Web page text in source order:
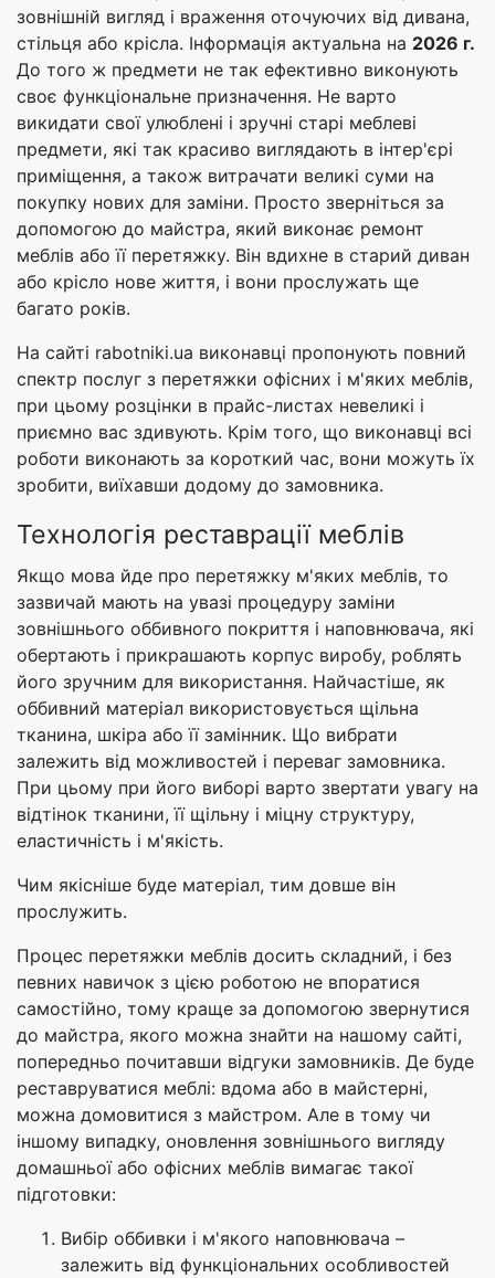
зовнішній вигляд і враження оточуючих від дивана,
стільця або крісла. Інформація актуальна на 2026 г.
До того ж предмети не так ефективно виконують
своє функціональне призначення. Не варто
викидати свої улюблені і зручні старі меблеві
предмети, які так красиво виглядають в інтер'єрі
приміщення, а також витрачати великі суми на
покупку нових для заміни. Просто зверніться за
допомогою до майстра, який виконає ремонт
меблів або її перетяжку. Він вдихне в старий диван
або крісло нове життя, і вони прослужать ще
багато років.
На сайті rabotniki.ua виконавці пропонують повний
спектр послуг з перетяжки офісних і м'яких меблів,
при цьому розцінки в прайс-листах невеликі і
приємно вас здивують. Крім того, що виконавці всі
роботи виконають за короткий час, вони можуть їх
зробити, виїхавши додому до замовника.
Технологія реставрації меблів
Якщо мова йде про перетяжку м'яких меблів, то
зазвичай мають на увазі процедуру заміни
зовнішнього оббивного покриття і наповнювача, які
обертають і прикрашають корпус виробу, роблять
його зручним для використання. Найчастіше, як
оббивний матеріал використовується щільна
тканина, шкіра або її замінник. Що вибрати
залежить від можливостей і переваг замовника.
При цьому при його виборі варто звертати увагу на
відтінок тканини, її щільну і міцну структуру,
еластичність і м'якість.
Чим якісніше буде матеріал, тим довше він
прослужить.
Процес перетяжки меблів досить складний, і без
певних навичок з цією роботою не впоратися
самостійно, тому краще за допомогою звернутися
до майстра, якого можна знайти на нашому сайті,
попередньо почитавши відгуки замовників. Де буде
реставруватися меблі: вдома або в майстерні,
можна домовитися з майстром. Але в тому чи
іншому випадку, оновлення зовнішнього вигляду
домашньої або офісних меблів вимагає такої
підготовки:
Вибір оббивки і м'якого наповнювача –
залежить від функціональних особливостей